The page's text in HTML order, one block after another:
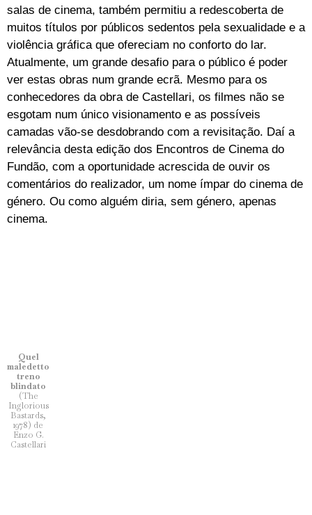
salas de cinema, também permitiu a redescoberta de
muitos títulos por públicos sedentos pela sexualidade e a
violência gráfica que ofereciam no conforto do lar.
Atualmente, um grande desafio para o público é poder
ver estas obras num grande ecrã. Mesmo para os
conhecedores da obra de Castellari, os filmes não se
esgotam num único visionamento e as possíveis
camadas vão-se desdobrando com a revisitação. Daí a
relevância desta edição dos Encontros de Cinema do
Fundão, com a oportunidade acrescida de ouvir os
comentários do realizador, um nome ímpar do cinema de
género. Ou como alguém diria, sem género, apenas
cinema.
Quel
maledetto
treno
blindato
(The
Inglorious
Bastards,
1978) de
Enzo G.
Castellari